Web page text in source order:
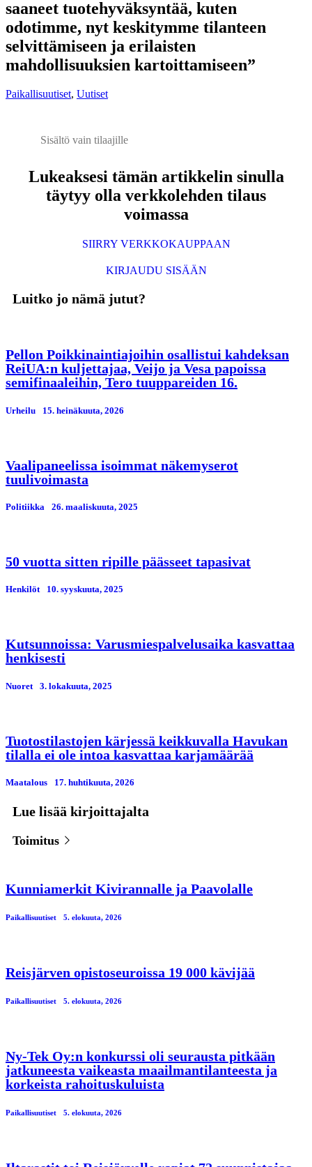
saaneet tuotehyväksyntää, kuten
odotimme, nyt keskitymme tilanteen
selvittämiseen ja erilaisten
mahdollisuuksien kartoittamiseen”
Paikallisuutiset, Uutiset
Sisältö vain tilaajille
Lukeaksesi tämän artikkelin sinulla
täytyy olla verkkolehden tilaus
voimassa
SIIRRY VERKKOKAUPPAAN
KIRJAUDU SISÄÄN
Luitko jo nämä jutut?
Pellon Poikkinaintiajoihin osallistui kahdeksan
ReiUA:n kuljettajaa, Veijo ja Vesa papoissa
semifinaaleihin, Tero tuuppareiden 16.
Urheilu 15. heinäkuuta, 2026
Vaalipaneelissa isoimmat näkemyserot
tuulivoimasta
Politiikka 26. maaliskuuta, 2025
50 vuotta sitten ripille päässeet tapasivat
Henkilöt 10. syyskuuta, 2025
Kutsunnoissa: Varusmiespalvelusaika kasvattaa
henkisesti
Nuoret 3. lokakuuta, 2025
Tuotostilastojen kärjessä keikkuvalla Havukan
tilalla ei ole intoa kasvattaa karjamäärää
Maatalous 17. huhtikuuta, 2026
Lue lisää kirjoittajalta
Toimitus
Kunniamerkit Kivirannalle ja Paavolalle
Paikallisuutiset 5. elokuuta, 2026
Reisjärven opistoseuroissa 19 000 kävijää
Paikallisuutiset 5. elokuuta, 2026
Ny-Tek Oy:n konkurssi oli seurausta pitkään
jatkuneesta vaikeasta maailmantilanteesta ja
korkeista rahoituskuluista
Paikallisuutiset 5. elokuuta, 2026